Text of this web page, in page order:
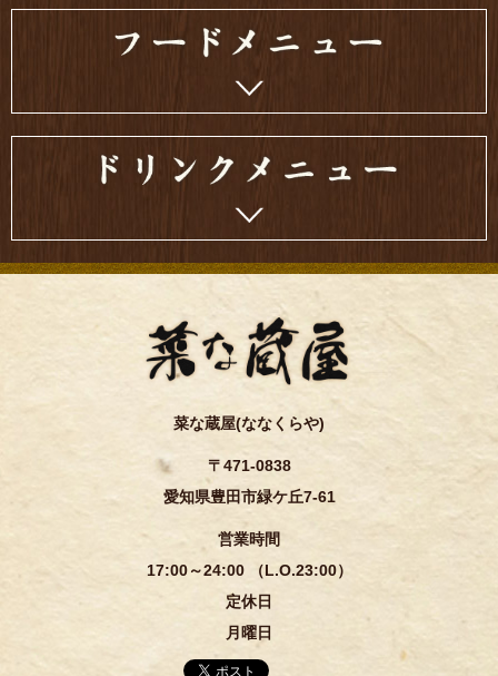
菜な蔵屋(ななくらや)
〒471-0838
愛知県豊田市緑ケ丘7-61
営業時間
17:00～24:00 （L.O.23:00）
定休日
月曜日